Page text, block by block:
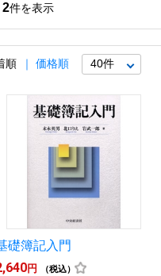
2件を表示
順 価格順
礎簿記入門
円 （税込）